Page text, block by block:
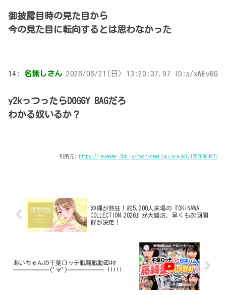
御披露目時の見た目から
今の見た目に転向するとは思わなかった
14: 名無しさん 2026/06/21(日) 13:20:37.97 ID:s/xWEvBQ
y2kっつったらDOGGY BAGだろ
わかる奴いるか？
引用元: https://lavender.5ch.io/test/read.cgi/uraidol/1782000487/
沖縄が熱狂！約5,200人来場の『OKINAWA
COLLECTION 2026』が大盛況、早くも次回開
催が決定！
あいちゃんの千葉ロッテ戦観戦動画ｷﾀ
━━━━━━(ﾟ∀ﾟ)━━━━━━ !!!!!